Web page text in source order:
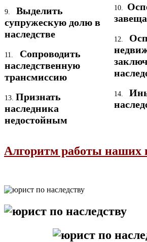
9. Выделить
супружескую долю в
наследстве
11.
Сопроводить
наследственную
трансмиссию
13. Признать
наследника
недостойным
10.
12.
14.
Алгоритм работы наших